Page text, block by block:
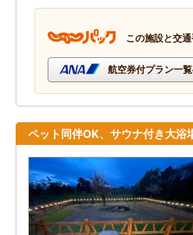
この施設と交
航空券付プラン一
ペット同伴OK、サウナ付き大浴